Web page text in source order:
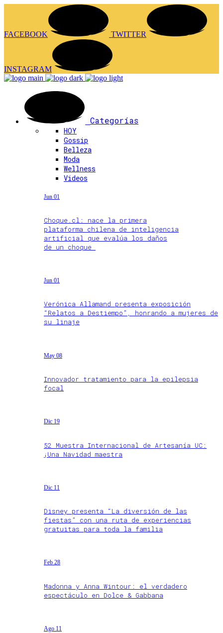
FACEBOOK TWITTER
INSTAGRAM
Categorías
HOY
Gossip
Belleza
Moda
Wellness
Videos
Jun 01
Choque.cl: nace la primera
plataforma chilena de inteligencia
artificial que evalúa los daños
de un choque
Jun 01
Verónica Allamand presenta exposición
“Relatos a Destiempo”, honrando a mujeres de
su linaje
May 08
Innovador tratamiento para la epilepsia
focal
Dic 19
52 Muestra Internacional de Artesanía UC:
¡Una Navidad maestra
Dic 11
Disney presenta “La diversión de las
fiestas” con una ruta de experiencias
gratuitas para toda la familia
Feb 28
Madonna y Anna Wintour: el verdadero
espectáculo en Dolce & Gabbana
Ago 11